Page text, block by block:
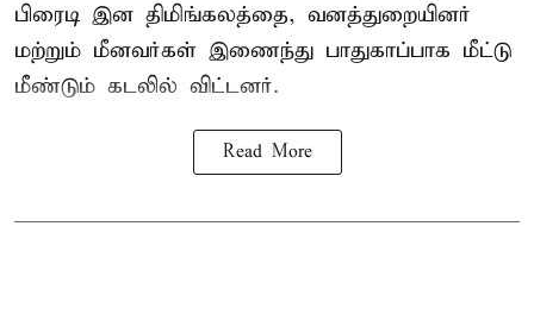
பிரைடி இன திமிங்கலத்தை, வனத்துறையினர்
மற்றும் மீனவர்கள் இணைந்து பாதுகாப்பாக மீட்டு
மீண்டும் கடலில் விட்டனர்.
Read More